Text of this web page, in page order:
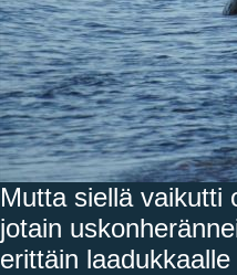
Mutta siellä vaikutti
jotain
erittäin